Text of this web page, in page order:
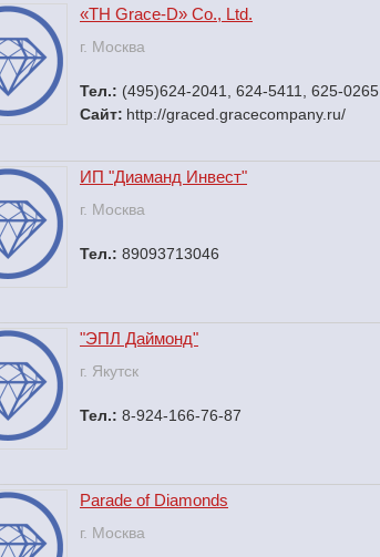
«TH Grace-D» Co., Ltd.
г. Москва
Тел.: (495)624-2041, 624-5411, 625-0265
Сайт: http://graced.gracecompany.ru/
ИП "Диаманд Инвест"
г. Москва
Тел.: 89093713046
"ЭПЛ Даймонд"
г. Якутск
Тел.: 8-924-166-76-87
Parade of Diamonds
г. Москва